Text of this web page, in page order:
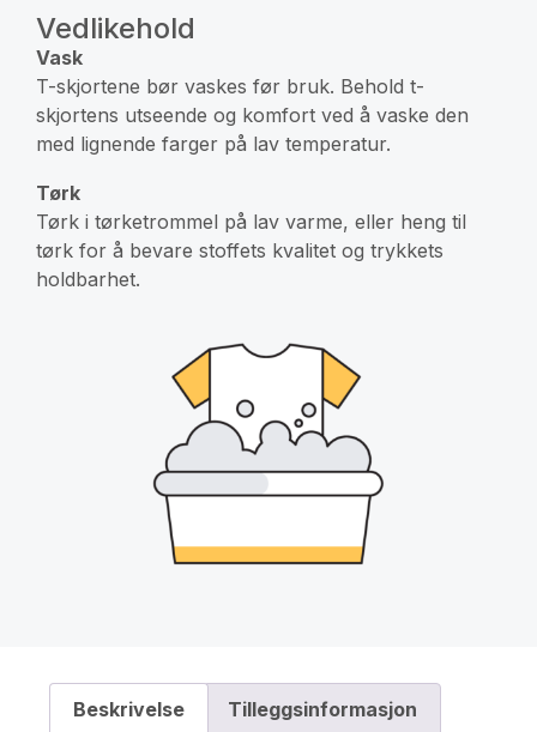
Vedlikehold
Vask
T-skjortene bør vaskes før bruk. Behold t-
skjortens utseende og komfort ved å vaske den
med lignende farger på lav temperatur.
Tørk
Tørk i tørketrommel på lav varme, eller heng til
tørk for å bevare stoffets kvalitet og trykkets
holdbarhet.
Beskrivelse Tilleggsinformasjon